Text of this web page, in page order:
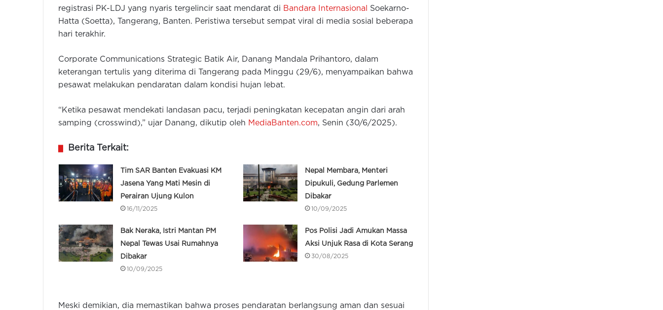
registrasi PK-LDJ yang nyaris tergelincir saat mendarat di Bandara Internasional
Soekarno-
Hatta (Soetta), Tangerang, Banten. Peristiwa tersebut sempat viral di media sosial beberapa
hari terakhir.
Corporate Communications Strategic Batik Air, Danang Mandala Prihantoro, dalam
keterangan tertulis yang diterima di Tangerang pada Minggu (29/6), menyampaikan bahwa
pesawat melakukan pendaratan dalam kondisi hujan lebat.
“Ketika pesawat mendekati landasan pacu, terjadi peningkatan kecepatan angin dari arah
samping (crosswind),” ujar Danang, dikutip oleh MediaBanten.com, Senin (30/6/2025).
Berita Terkait:
Tim SAR Banten Evakuasi KM
Jasena Yang Mati Mesin di
Perairan Ujung Kulon
16/11/2025
Nepal Membara, Menteri
Dipukuli, Gedung Parlemen
Dibakar
10/09/2025
Bak Neraka, Istri Mantan PM
Nepal Tewas Usai Rumahnya
Dibakar
10/09/2025
Pos Polisi Jadi Amukan Massa
Aksi Unjuk Rasa di Kota Serang
30/08/2025
Meski demikian, dia memastikan bahwa proses pendaratan berlangsung aman dan sesuai